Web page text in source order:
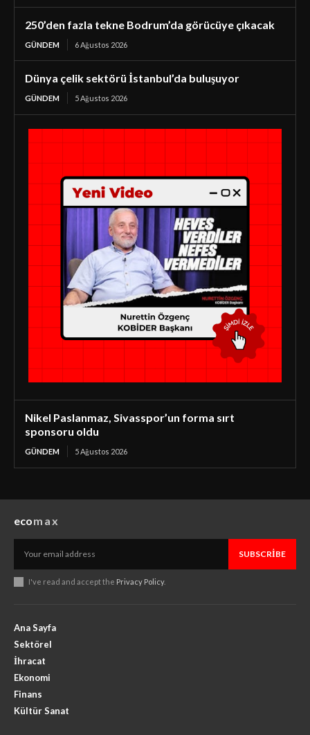
250’den fazla tekne Bodrum’da görücüye çıkacak
GÜNDEM 6 Ağustos 2026
Dünya çelik sektörü İstanbul’da buluşuyor
GÜNDEM 5 Ağustos 2026
Nikel Paslanmaz, Sivasspor’un forma sırt
sponsoru oldu
GÜNDEM 5 Ağustos 2026
ecomax
SUBSCRIBE
I've read and accept the Privacy Policy.
Ana Sayfa
Sektörel
İhracat
Ekonomi
Finans
Kültür Sanat